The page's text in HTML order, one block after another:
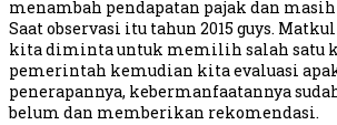
menambah pendapatan pajak dan
Saat observasi itu tahun 2015 guys.
kita diminta untuk memilih salah satu
pemerintah kemudian kita evaluasi
penerapannya, kebermanfaatannya
belum dan memberikan rekomendasi.